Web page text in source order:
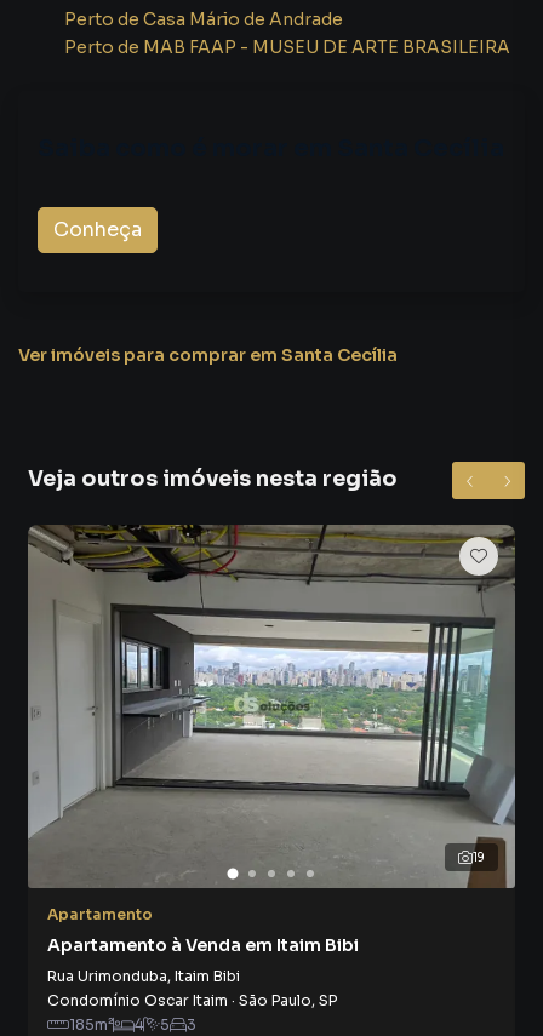
Perto de Casa Mário de Andrade
Perto de MAB FAAP - MUSEU DE ARTE BRASILEIRA
Conheça
Ver imóveis para comprar em Santa Cecília
Veja outros imóveis nesta região
19
Apartamento
Apartamento à Venda em Itaim Bibi
Rua Urimonduba, Itaim Bibi
Condomínio Oscar Itaim · São Paulo, SP
185m² 4 5 3